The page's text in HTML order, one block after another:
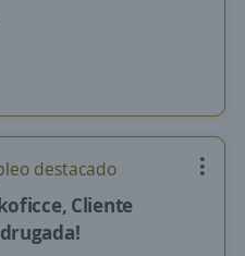
destacado
Cliente